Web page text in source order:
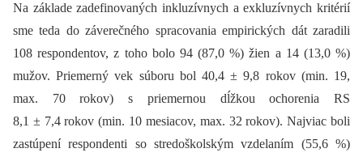
Na základe zadefinovaných inkluzívnych a exkluzívnych kritérií
sme teda do záverečného spracovania empirických dát zaradili
108 respondentov, z toho bolo 94 (87,0 %) žien a 14 (13,0 %)
mužov. Priemerný vek súboru bol 40,4 ± 9,8 rokov (min. 19,
max. 70 rokov) s priemernou dĺžkou ochorenia RS
8,1 ± 7,4 rokov (min. 10 mesiacov, max. 32 rokov). Najviac boli
zastúpení respondenti so stredoškolským vzdelaním (55,6 %)